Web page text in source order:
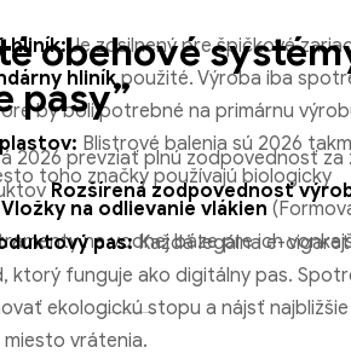
hliník: Je zosilnený pre špičkové
hliníkpoužité. Výroba iba
by boli potrebné na primárnu
Blistrové balenia sú 2026
toho značky používajú biologicky
Vložky na odlievanie vlákien
na vodnej báze pre ich
obehové
pasy”
2026 prevziať plnú zodpovednosť za
Rozšírená zodpovednosť
pas:Každá legálna e-
ktorý funguje ako digitálny pas.
ekologickú stopu a nájsť najbližšie
vrátenia.